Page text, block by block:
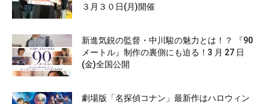
３月３０日(月)開催
新進気鋭の監督・中川駿の魅力とは！？ 『90
メートル』制作の裏側にも迫る！3 月 27 日
(金)全国公開
劇場版「名探偵コナン」最新作はハロウィン